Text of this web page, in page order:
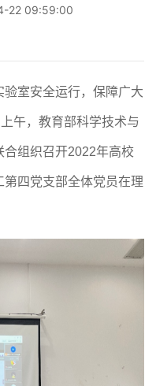
22 09:59:00
室安全运行，保障广大
午，教育部科学技术与
组织召开2022年高校
四党支部全体党员在理